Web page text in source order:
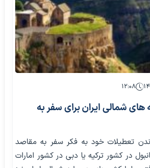
۱۲:۰۸
شمالی ایران برای سفر به
تعطیلات خود به فکر سفر به مقاصد
در کشور ترکیه یا دبی در کشور امارات